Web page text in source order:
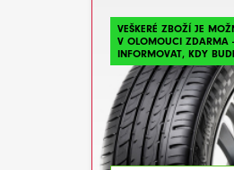
VEŠKERÉ ZBOŽÍ JE
V OLOMOUCI ZDARMA
INFORMOVAT, KDY